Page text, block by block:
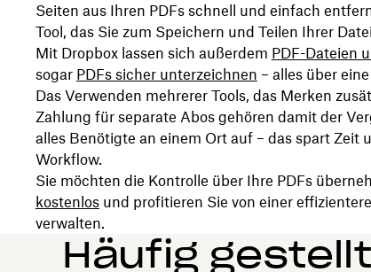
Seiten aus Ihren PDFs schnell und einfach
Tool, das Sie zum Speichern und Teilen Ihrer
Mit Dropbox lassen sich außerdem PDF-Dateien
sogar PDFs sicher unterzeichnen – alles über
Das Verwenden mehrerer Tools, das Merken
Zahlung für separate Abos gehören damit der
alles Benötigte an einem Ort auf – das spart Zeit
Workflow.
Sie möchten die Kontrolle über Ihre PDFs
kostenlosund profitieren Sie von einer
verwalten.
Häufig